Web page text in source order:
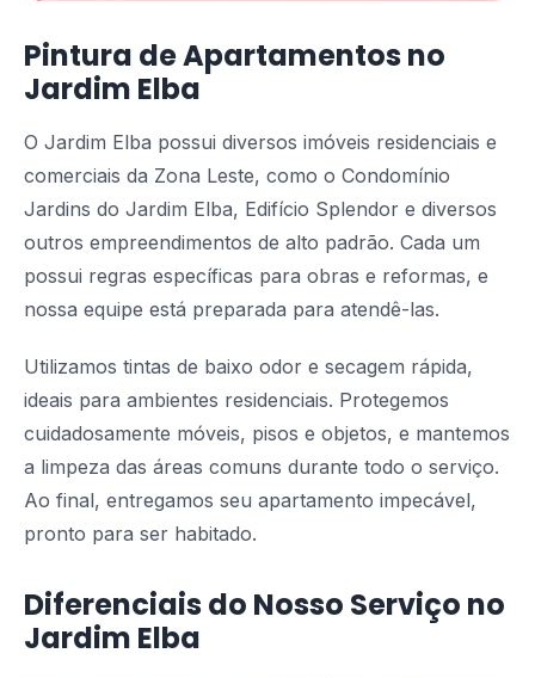
Pintura de Apartamentos no
Jardim Elba
O Jardim Elba possui diversos imóveis residenciais e
comerciais da Zona Leste, como o Condomínio
Jardins do Jardim Elba, Edifício Splendor e diversos
outros empreendimentos de alto padrão. Cada um
possui regras específicas para obras e reformas, e
nossa equipe está preparada para atendê-las.
Utilizamos tintas de baixo odor e secagem rápida,
ideais para ambientes residenciais. Protegemos
cuidadosamente móveis, pisos e objetos, e mantemos
a limpeza das áreas comuns durante todo o serviço.
Ao final, entregamos seu apartamento impecável,
pronto para ser habitado.
Diferenciais do Nosso Serviço no
Jardim Elba